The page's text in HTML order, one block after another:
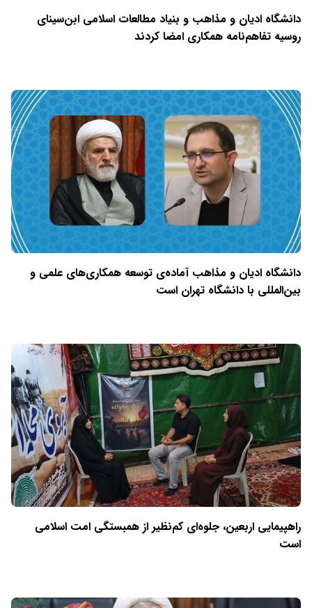
دانشگاه ادیان و مذاهب و بنیاد مطالعات اسلامی ابن‌سینای
روسیه تفاهم‌نامه همکاری امضا کردند
دانشگاه ادیان و مذاهب آماده‌ی توسعه همکاری‌های علمی و
بین‌المللی با دانشگاه تهران است
راهپیمایی اربعین، جلوه‌ای کم‌نظیر از همبستگی امت اسلامی
است